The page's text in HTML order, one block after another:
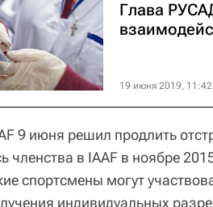
Глава
19 июня 2019, 11:42
9 июня решил продлить
членства в IAAF в ноябре
спортсмены могут
индивидуальных